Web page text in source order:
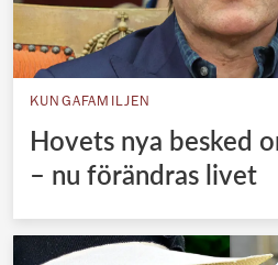
KUNGAFAMILJEN
Hovets nya besked
– nu förändras livet